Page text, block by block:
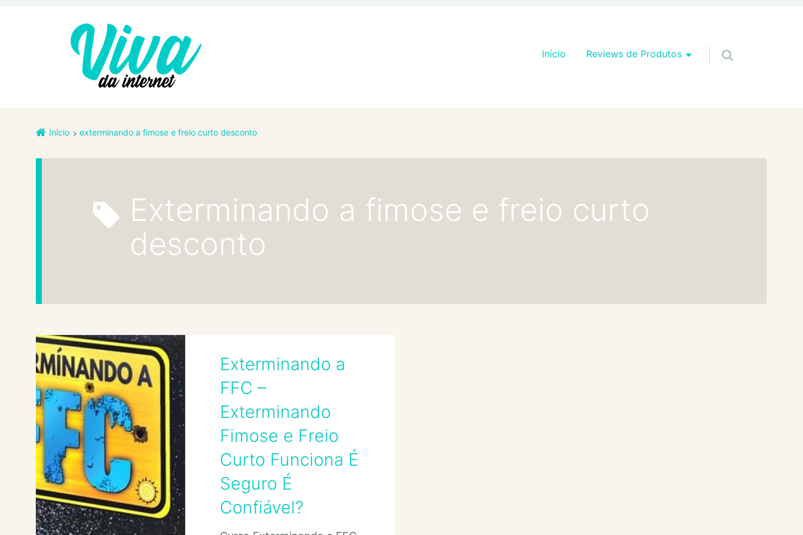
Pular para o conteúdo
Início Reviews de Produtos
Início exterminando a fimose e freio curto desconto
exterminando a fimose e freio curto
desconto
Exterminando a
FFC –
Exterminando
Fimose e Freio
Curto Funciona É
Seguro É
Confiável?